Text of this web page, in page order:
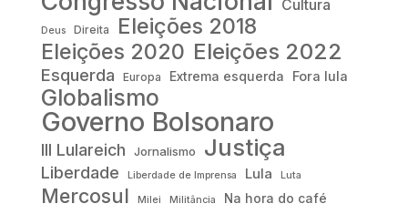
Cultura
Deus Direita Eleições 2018
Eleições 2020 Eleições 2022
Esquerda Europa Extrema esquerda Fora lula
Globalismo
Governo Bolsonaro
III Lulareich Jornalismo Justiça
Liberdade Liberdade de Imprensa Lula Luta
Mercosul Milei Militância Na hora do café